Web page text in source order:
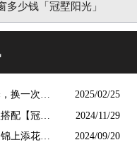
少钱「冠墅阳光」
换一次用
2025/02/25
配【冠墅
2024/11/29
上添花
2024/09/20